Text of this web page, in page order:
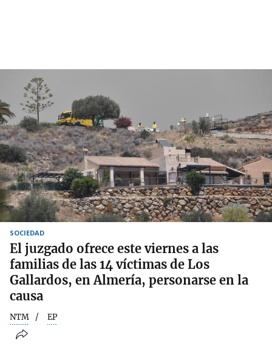
SOCIEDAD
El juzgado ofrece este viernes a las
familias de las 14 víctimas de Los
Gallardos, en Almería, personarse en la
causa
NTM EP